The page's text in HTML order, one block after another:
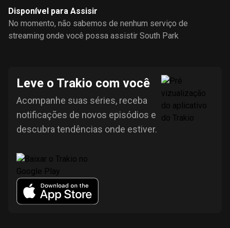
Disponível para Assisir
No momento, não sabemos de nenhum serviço de
streaming onde você possa assistir South Park
Leve o Trakio com você
Acompanhe suas séries, receba
notificações de novos episódios e
descubra tendências onde estiver.